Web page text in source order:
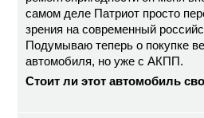
самом деле Патриот просто
зрения на современный
Подумываю теперь о покупке
автомобиля, но уже с АКПП.
Стоит ли этот автомобиль